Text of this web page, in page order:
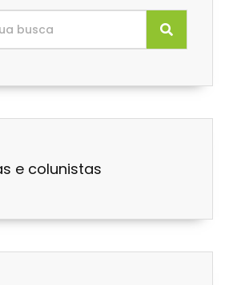
e colunistas